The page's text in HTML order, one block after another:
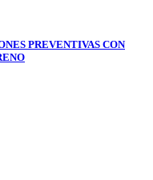
PREVENTIVAS CON